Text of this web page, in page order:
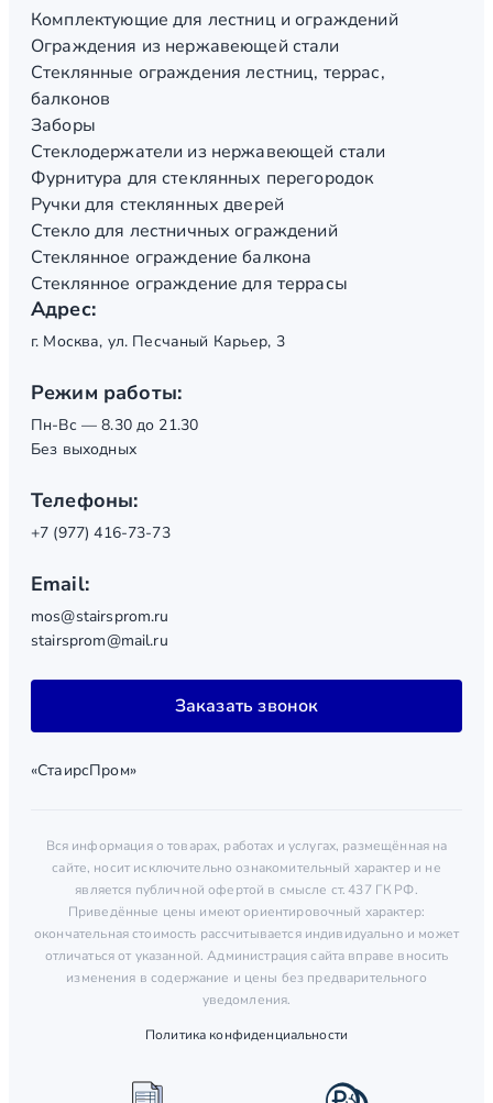
Комплектующие для лестниц и ограждений
Ограждения из нержавеющей стали
Стеклянные ограждения лестниц, террас,
балконов
Заборы
Стеклодержатели из нержавеющей стали
Фурнитура для стеклянных перегородок
Ручки для стеклянных дверей
Стекло для лестничных ограждений
Стеклянное ограждение балкона
Стеклянное ограждение для террасы
Адрес:
г. Москва, ул. Песчаный Карьер, 3
Режим работы:
Пн-Вс — 8.30 до 21.30
Без выходных
Телефоны:
+7 (977) 416-73-73
Email:
mos@stairsprom.ru
stairsprom@mail.ru
Заказать звонок
«СтаирсПром»
Вся информация о товарах, работах и услугах, размещённая на
сайте, носит исключительно ознакомительный характер и не
является публичной офертой в смысле ст. 437 ГК РФ.
Приведённые цены имеют ориентировочный характер:
окончательная стоимость рассчитывается индивидуально и может
отличаться от указанной. Администрация сайта вправе вносить
изменения в содержание и цены без предварительного
уведомления.
Политика конфиденциальности